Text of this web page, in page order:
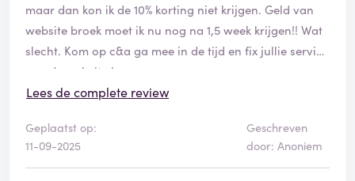
maar dan kon ik de 10% korting niet krijgen. Geld van
website broek moet ik nu nog na 1,5 week krijgen!! Wat
slecht. Kom op c&a ga mee in de tijd en fix jullie service
van de website !
Lees de complete review
Geplaatst op:
11-09-2025
Geschreven
door: Anoniem